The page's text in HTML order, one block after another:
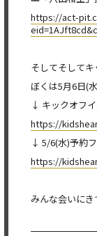
https://act-
そしてそして
ぼくは5月6日(
↓ キックオフ
https://
↓ 5/6(水)予約
https://
みんな会いにき